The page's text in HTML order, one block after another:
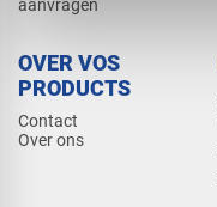
aanvragen
OVER VOS
PRODUCTS
Contact
Over ons